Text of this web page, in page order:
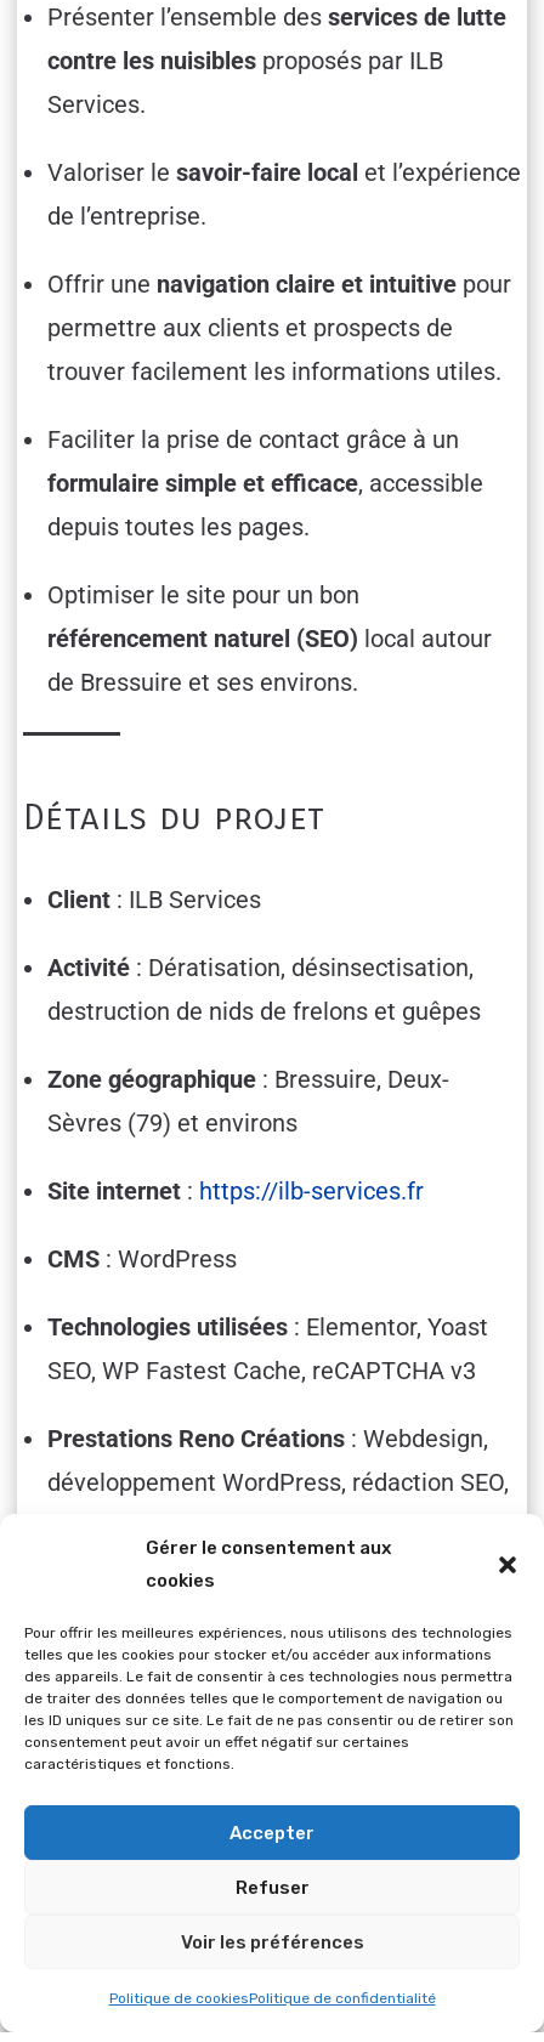
Gérer le consentement aux
cookies
Pour offrir les meilleures expériences, nous utilisons des technologies
telles que les cookies pour stocker et/ou accéder aux informations
des appareils. Le fait de consentir à ces technologies nous permettra
de traiter des données telles que le comportement de navigation ou
les ID uniques sur ce site. Le fait de ne pas consentir ou de retirer son
consentement peut avoir un effet négatif sur certaines
caractéristiques et fonctions.
Accepter
Refuser
Voir les préférences
Politique de cookiesPolitique de confidentialité
Présenter l’ensemble des services de lutte
contre les nuisiblesproposés par ILB
Services.
Valoriser le savoir-faire local et l’expérience
de l’entreprise.
Offrir une navigation claire et intuitivepour
permettre aux clients et prospects de
trouver facilement les informations utiles.
Faciliter la prise de contact grâce à un
formulaire simple et efficace, accessible
depuis toutes les pages.
Optimiser le site pour un bon
référencement naturel (SEO) local autour
de Bressuire et ses environs.
Détails du projet
Client: ILB Services
Activité: Dératisation, désinsectisation,
destruction de nids de frelons et guêpes
Zone géographique: Bressuire, Deux-
Sèvres (79) et environs
Site internet: https://ilb-services.fr
CMS: WordPress
Technologies utilisées: Elementor, Yoast
SEO, WP Fastest Cache, reCAPTCHA v3
Prestations Reno Créations: Webdesign,
développement WordPress, rédaction SEO,
Un site vitrine moderne et
responsive
Le sitewww.ilb-services.frest unsite vitrine
responsive, accessible sur tous les supports
(ordinateur, tablette, smartphone). Il repose
sur une charte graphique sobre et
professionnelle, mettant en valeur les